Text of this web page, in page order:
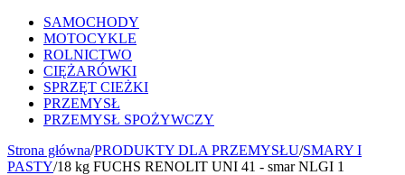
SAMOCHODY
MOTOCYKLE
ROLNICTWO
CIĘŻARÓWKI
SPRZĘT CIEŻKI
PRZEMYSŁ
PRZEMYSŁ SPOŻYWCZY
Strona główna/PRODUKTY DLA PRZEMYSŁU/SMARY I
PASTY/18 kg FUCHS RENOLIT UNI 41 - smar NLGI 1